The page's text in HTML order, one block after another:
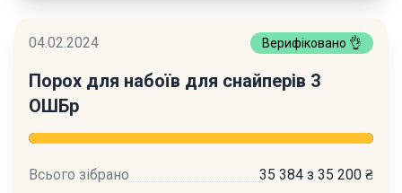
04.02.2024 Верифіковано 👌
Порох для набоїв для снайперів 3
ОШБр
Всього зібрано
35 384 з 35 200 ₴